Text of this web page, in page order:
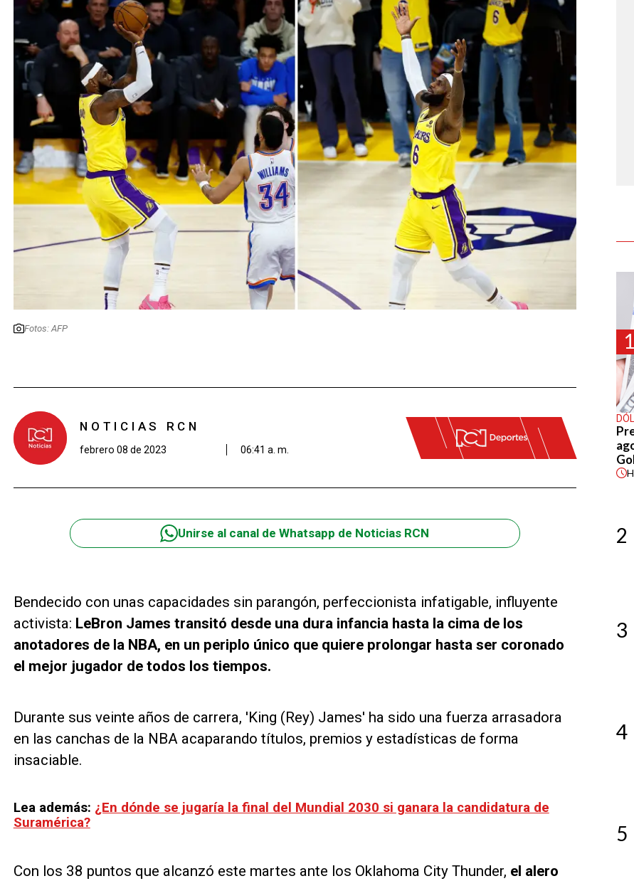
Fotos: AFP
NOTICIAS RCN
febrero 08 de 2023 06:41 a. m.
Unirse al canal de Whatsapp de Noticias RCN
Bendecido con unas capacidades sin parangón, perfeccionista infatigable, influyente
activista: LeBron James transitó desde una dura infancia hasta la cima de los
anotadores de la NBA, en un periplo único que quiere prolongar hasta ser coronado
el mejor jugador de todos los tiempos.
Durante sus veinte años de carrera, 'King (Rey) James' ha sido una fuerza arrasadora
en las canchas de la NBA acaparando títulos, premios y estadísticas de forma
insaciable.
Lea además: ¿En dónde se jugaría la final del Mundial 2030 si ganara la candidatura de
Suramérica?
Con los 38 puntos que alcanzó este martes ante los Oklahoma City Thunder, el alero
1
2
3
4
5